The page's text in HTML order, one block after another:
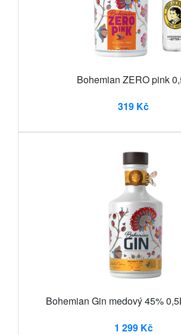
Bohemian ZERO pink
319 Kč
Bohemian Gin medový 45%
1 299 Kč